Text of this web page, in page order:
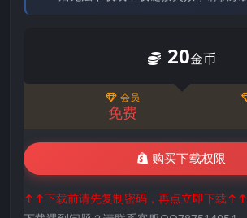
20金币
会员
免费
购买下载权限
↑↑下载前请先复制密码，再点立即下载↑↑